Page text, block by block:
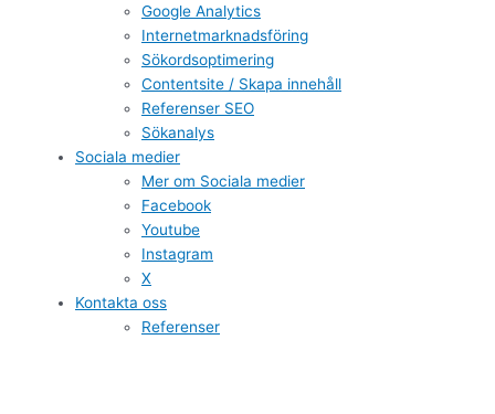
Google Analytics
Internetmarknadsföring
Sökordsoptimering
Contentsite / Skapa innehåll
Referenser SEO
Sökanalys
Sociala medier
Mer om Sociala medier
Facebook
Youtube
Instagram
X
Kontakta oss
Referenser